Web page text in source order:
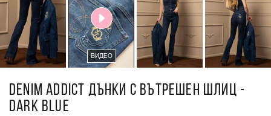
ВИДЕО
DENIM ADDICT ДЪНКИ С ВЪТРЕШЕН ШЛИЦ -
DARK BLUE